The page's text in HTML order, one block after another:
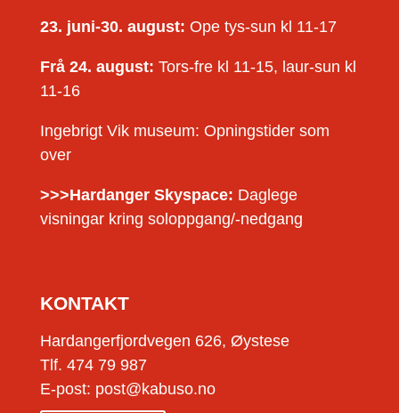
23. juni-30. august: Ope tys-sun kl 11-17
Frå 24. august: Tors-fre kl 11-15, laur-sun kl
11-16
Ingebrigt Vik museum: Opningstider som
over
>>>Hardanger Skyspace: Daglege
visningar kring soloppgang/-nedgang
KONTAKT
Hardangerfjordvegen 626, Øystese
Tlf. 474 79 987
E-post: post@kabuso.no